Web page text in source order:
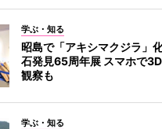
学ぶ・知る
昭島で「アキシマクジラ」
石発見65周年展 スマホで3D
観察も
学ぶ・知る